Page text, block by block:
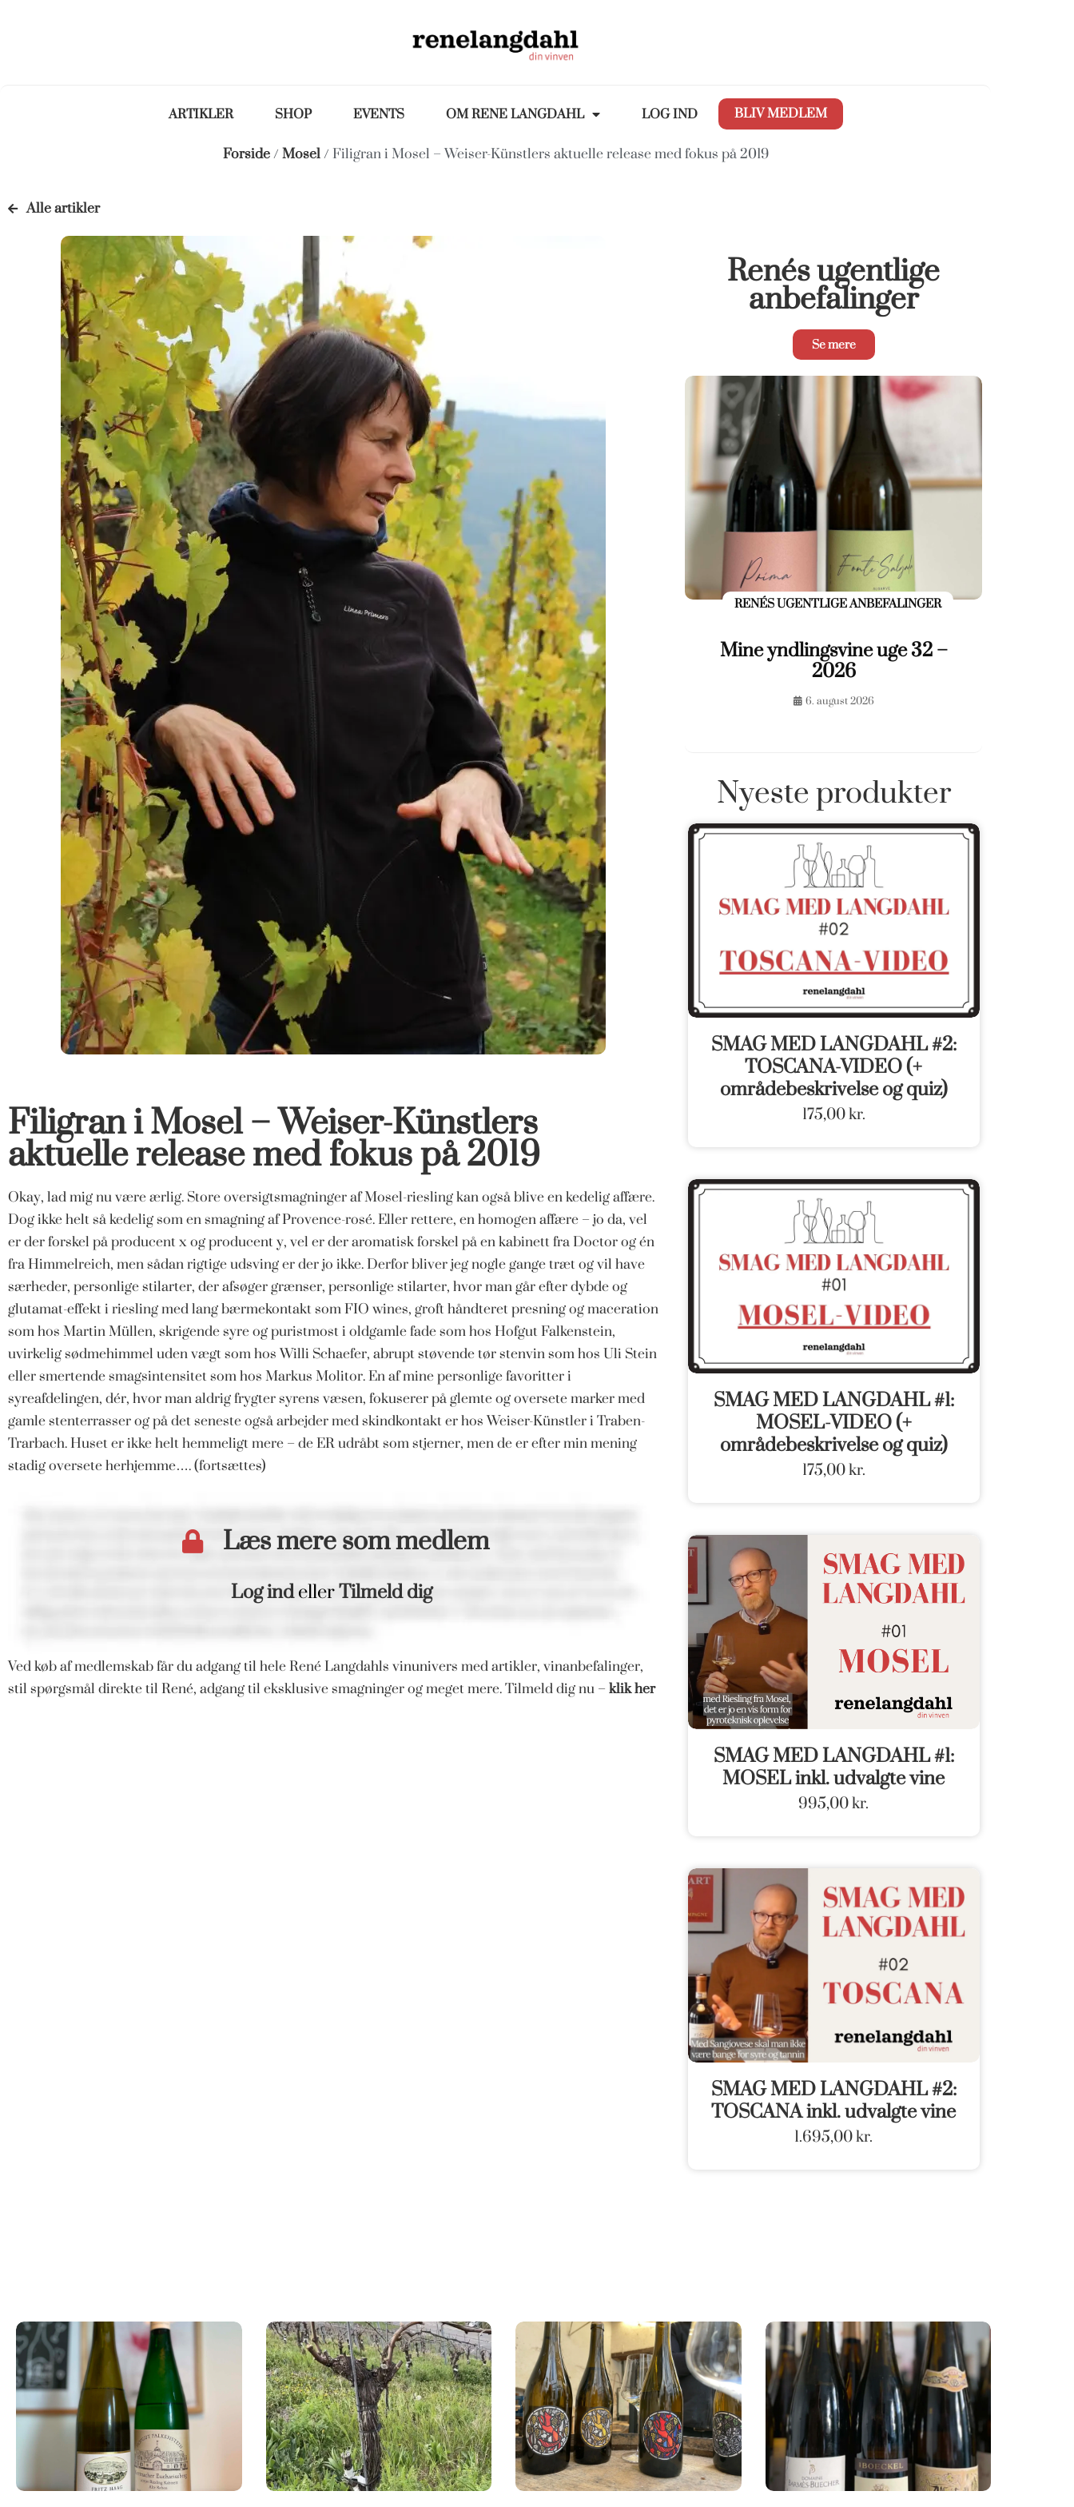
ARTIKLER SHOP EVENTS OM RENE LANGDAHL LOG IND BLIV MEDLEM
Forside/ Mosel/ Filigran i Mosel – Weiser-Künstlers aktuelle release med fokus på 2019
Alle artikler
Filigran i Mosel – Weiser-Künstlers
aktuelle release med fokus på 2019
Okay, lad mig nu være ærlig. Store oversigtsmagninger af Mosel-riesling kan også blive en kedelig affære.
Dog ikke helt så kedelig som en smagning af Provence-rosé. Eller rettere, en homogen affære – jo da, vel
er der forskel på producent x og producent y, vel er der aromatisk forskel på en kabinett fra Doctor og én
fra Himmelreich, men sådan rigtige udsving er der jo ikke. Derfor bliver jeg nogle gange træt og vil have
særheder, personlige stilarter, der afsøger grænser, personlige stilarter, hvor man går efter dybde og
glutamat-effekt i riesling med lang bærmekontakt som FIO wines, groft håndteret presning og maceration
som hos Martin Müllen, skrigende syre og puristmost i oldgamle fade som hos Hofgut Falkenstein,
uvirkelig sødmehimmel uden vægt som hos Willi Schaefer, abrupt støvende tør stenvin som hos Uli Stein
eller smertende smagsintensitet som hos Markus Molitor. En af mine personlige favoritter i
syreafdelingen, dér, hvor man aldrig frygter syrens væsen, fokuserer på glemte og oversete marker med
gamle stenterrasser og på det seneste også arbejder med skindkontakt er hos Weiser-Künstler i Traben-
Trarbach. Huset er ikke helt hemmeligt mere – de ER udråbt som stjerner, men de er efter min mening
stadig oversete herhjemme…. (fortsættes)
Læs mere som medlem
Log indellerTilmeld dig
Ved køb af medlemskab får du adgang til hele René Langdahls vinunivers med artikler, vinanbefalinger,
stil spørgsmål direkte til René, adgang til eksklusive smagninger og meget mere. Tilmeld dig nu – klik her
Renés ugentlige
anbefalinger
Se mere
RENÉS UGENTLIGE ANBEFALINGER
Mine yndlingsvine uge 32 –
2026
6. august 2026
Nyeste produkter
SMAG MED LANGDAHL #2:
TOSCANA-VIDEO (+
områdebeskrivelse og quiz)
175,00kr.
SMAG MED LANGDAHL #1:
MOSEL-VIDEO (+
områdebeskrivelse og quiz)
175,00kr.
SMAG MED LANGDAHL #1:
MOSEL inkl. udvalgte vine
995,00kr.
SMAG MED LANGDAHL #2:
TOSCANA inkl. udvalgte vine
1.695,00kr.